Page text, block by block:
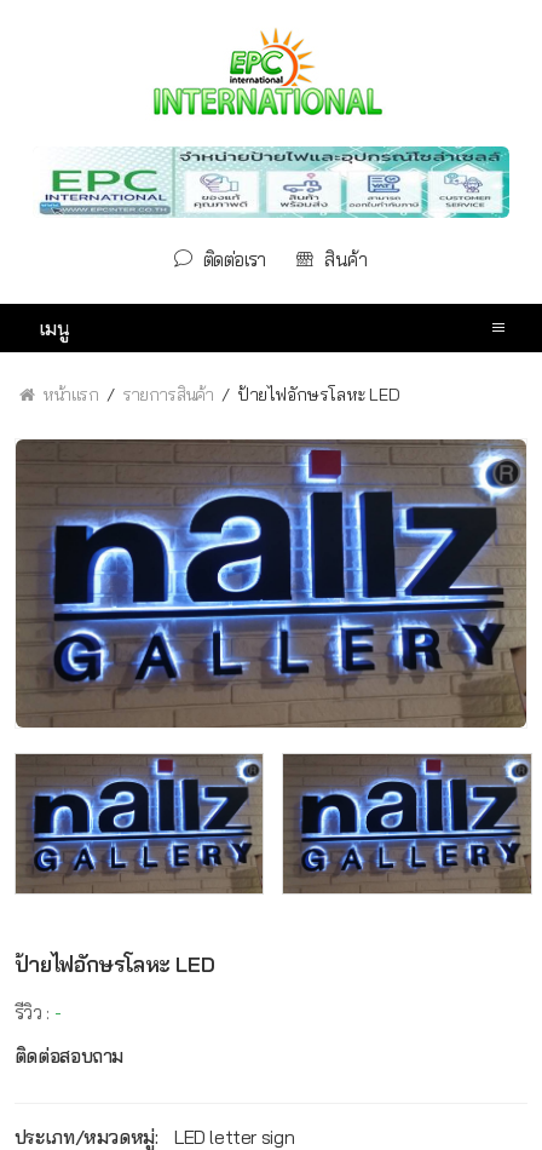
ติดต่อเรา สินค้า
เมนู
หน้าแรก รายการสินค้า ป้ายไฟอักษรโลหะ LED
ป้ายไฟอักษรโลหะ LED
รีวิว : -
ติดต่อสอบถาม
ประเภท/หมวดหมู่: LED letter sign